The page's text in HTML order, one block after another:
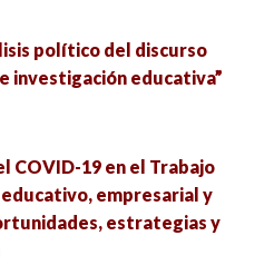
“Actividad física y
violencia escolar» 4:30
del Observatorio
y Coordinación Social
Restricciones a la
político del discurso
investigación educativa”
COVID-19 en el Trabajo
empresarial y
estrategias y